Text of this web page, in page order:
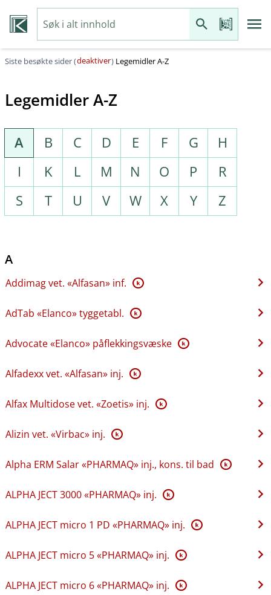
Siste besøkte sider (deaktiver) Legemidler A-Z
Legemidler A-Z
A B C D E F G
H
I
K L M N O P
R
S
T U V W X Y Z
A
Addimag vet. «Alfasan» inf. K
AdTab «Elanco» tyggetabl. K
Advocate «Elanco» påflekkingsvæske K
Alfadexx vet. «Alfasan» inj. K
Alfax Multidose vet. «Zoetis» inj. K
Alizin vet. «Virbac» inj. K
Alpha ERM Salar «PHARMAQ» inj., kons. til bad K
ALPHA JECT 3000 «PHARMAQ» inj. K
ALPHA JECT micro 1 PD «PHARMAQ» inj. K
ALPHA JECT micro 5 «PHARMAQ» inj. K
ALPHA JECT micro 6 «PHARMAQ» inj. K